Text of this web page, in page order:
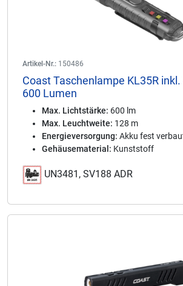
Artikel-Nr.: 150486
Coast Taschenlampe KL35R
600 Lumen
Max. Lichtstärke: 600 lm
Max. Leuchtweite: 128 m
Energieversorgung: Akku fest
Gehäusematerial: Kunststoff
UN3481, SV188 ADR